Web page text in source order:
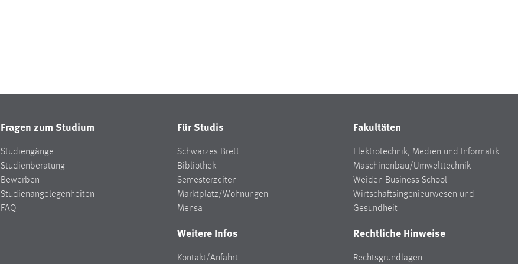
Fragen zum Studium
Studiengänge
Studienberatung
Bewerben
Studienangelegenheiten
FAQ
Für Studis
Schwarzes Brett
Bibliothek
Semesterzeiten
Marktplatz/Wohnungen
Mensa
Fakultäten
Elektrotechnik, Medien und Informatik
Maschinenbau/Umwelttechnik
Weiden Business School
Wirtschaftsingenieurwesen und
Gesundheit
Weitere Infos
Kontakt/Anfahrt
Rechtliche Hinweise
Rechtsgrundlagen